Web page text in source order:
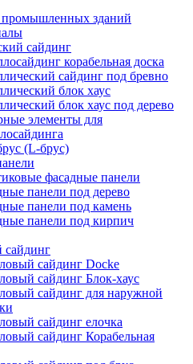
промышленных зданий
сайдинг
корабельная доска
сайдинг под бревно
блок хаус
блок хаус под дерево
элементы для
(L-брус)
фасадные панели
панели под дерево
панели под камень
панели под кирпич
сайдинг Docke
сайдинг Блок-хаус
сайдинг для наружной
сайдинг елочка
сайдинг Корабельная